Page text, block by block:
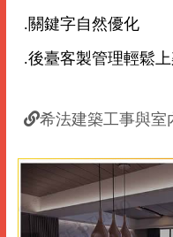
.關鍵字自然優化
.後臺客製管理輕鬆
希法建築工事與室